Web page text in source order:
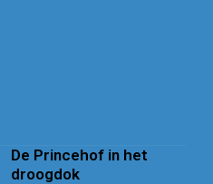
De Princehof in het
droogdok